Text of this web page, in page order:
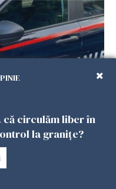
că și-a lăsat copiii
la mall. Vecinii
circulăm liber în
la granițe?